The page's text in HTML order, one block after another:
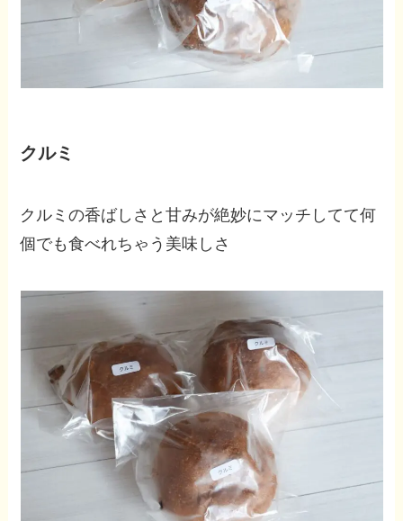
クルミ
クルミの香ばしさと甘みが絶妙にマッチしてて何
個でも食べれちゃう美味しさ